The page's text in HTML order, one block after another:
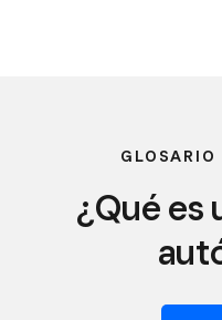
GLOSARIO
¿Qué es